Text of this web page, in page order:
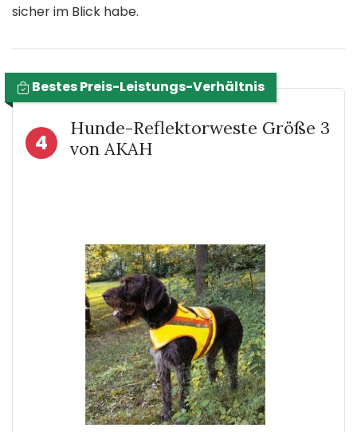
sicher im Blick habe.
Bestes Preis-Leistungs-Verhältnis
4
Hunde-Reflektorweste Größe 3
von AKAH